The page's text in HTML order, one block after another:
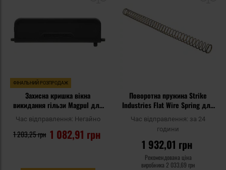
уподобань
ФІНАЛЬНИЙ РОЗПРОДАЖ
Захисна кришка вікна
викидання гільзи Magpul для
гвинтівок AR-15/M4/M16 -
Black
Час відправлення: Негайно
1 082,91 грн
1 203,25 грн
Поворотна пружина Strike
Industries Flat Wire Spring для
гвинтівок AR15
Час відправлення: за 24
години
1 932,01 грн
Рекомендована ціна
виробника 2 033,69 грн